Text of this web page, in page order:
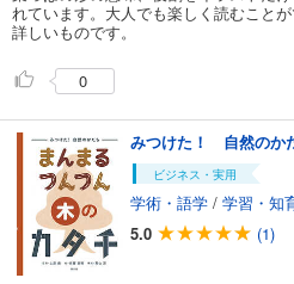
れています。大人でも楽しく読むこと
詳しいものです。
0
ビジネス・実用
学術・語学 / 学習・知
5.0
(1)